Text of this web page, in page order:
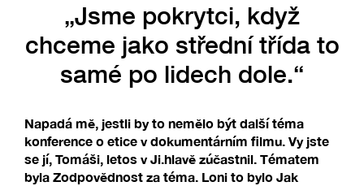
„Jsme pokrytci, když
chceme jako střední třída to
samé po lidech dole.“
Napadá mě, jestli by to nemělo být další téma
konference o etice v dokumentárním filmu. Vy jste
se jí, Tomáši, letos v Ji.hlavě zúčastnil. Tématem
byla Zodpovědnost za téma. Loni to bylo Jak